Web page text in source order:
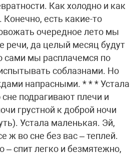
Как холодно и как
Конечно, есть какие-то
очередное лето мы
речи, да целый месяц будут
сами мы расплачемся по
соблазнами. Но
напрасными. * * * Устала
подрагивают плечи и
грустной к доброй ночи
Устала маленькая. Эй,
ж во сне без вас – теплей.
спит легко и безмятежно,